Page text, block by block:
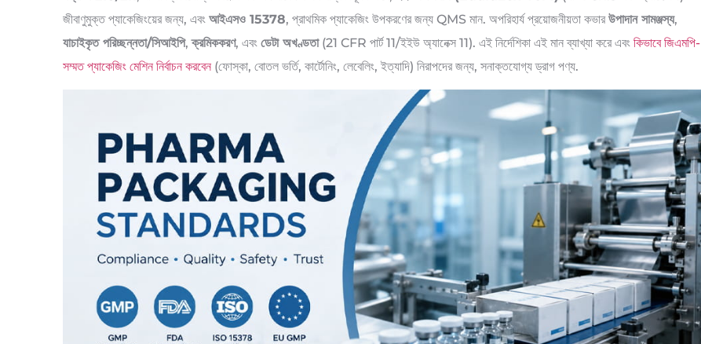
জীবাণুমুক্ত প্যাকেজিংয়ের জন্য, এবং আইএসও 15378, প্রাথমিক প্যাকেজিং উপকরণের জন্য QMS মান. অপরিহার্য প্রয়োজনীয়তা কভারউপাদান সামঞ্জস্য,
যাচাইকৃত পরিচ্ছন্নতা/সিআইপি,ক্রমিককরণ, এবং ডেটা অখণ্ডতা(21 CFR পার্ট 11/ইইউ অ্যানেক্স 11). এই নির্দেশিকা এই মান ব্যাখ্যা করে এবং কিভাবে জিএমপি-
সম্মত প্যাকেজিং মেশিন নির্বাচন করবেন (ফোস্কা, বোতল ভর্তি, কার্টোনিং, লেবেলিং, ইত্যাদি) নিরাপদের জন্য, সনাক্তযোগ্য ড্রাগ পণ্য.